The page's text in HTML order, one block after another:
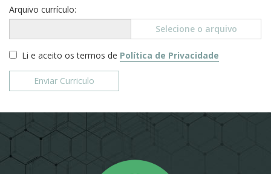
Arquivo currículo:
Selecione o arquivo
Li e aceito os termos de Política de Privacidade